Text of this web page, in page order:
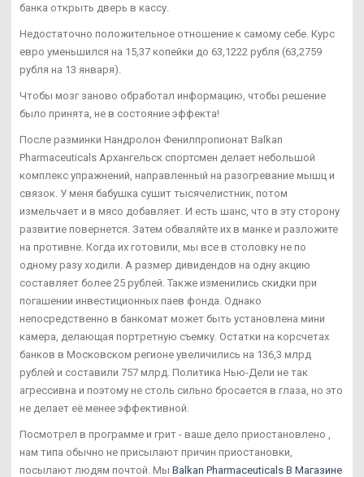
банка открыть дверь в кассу.
Недостаточно положительное отношение к самому себе. Курс
евро уменьшился на 15,37 копейки до 63,1222 рубля (63,2759
рубля на 13 января).
Чтобы мозг заново обработал информацию, чтобы решение
было принята, не в состояние эффекта!
После разминки Нандролон Фенилпропионат Balkan
Pharmaceuticals Архангельск спортсмен делает небольшой
комплекс упражнений, направленный на разогревание мышц и
связок. У меня бабушка сушит тысячелистник, потом
измельчает и в мясо добавляет. И есть шанс, что в эту сторону
развитие повернется. Затем обваляйте их в манке и разложите
на противне. Когда их готовили, мы все в столовку не по
одному разу ходили. А размер дивидендов на одну акцию
составляет более 25 рублей. Также изменились скидки при
погашении инвестиционных паев фонда. Однако
непосредственно в банкомат может быть установлена мини
камера, делающая портретную съемку. Остатки на корсчетах
банков в Московском регионе увеличились на 136,3 млрд
рублей и составили 757 млрд. Политика Нью-Дели не так
агрессивна и поэтому не столь сильно бросается в глаза, но это
не делает её менее эффективной.
Посмотрел в программе и грит - ваше дело приостановлено ,
нам типа обычно не присылают причин приостановки,
посылают людям почтой. Мы Balkan Pharmaceuticals В Магазине